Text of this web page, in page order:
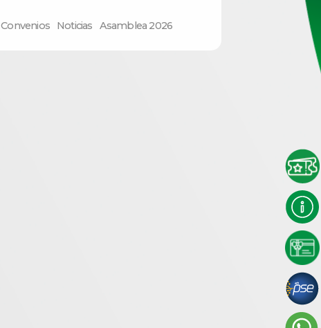
Convenios Noticias Asamblea 2026